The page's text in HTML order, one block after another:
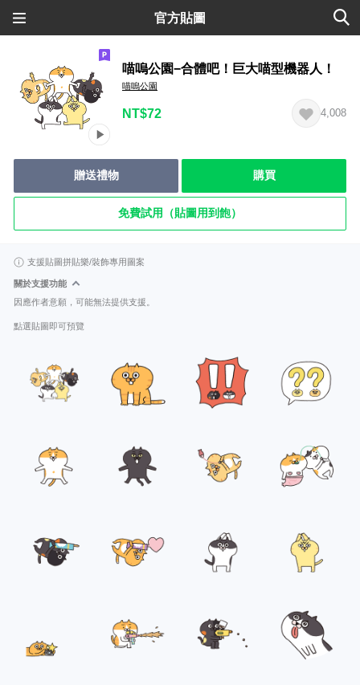
官方貼圖
喵嗚公園−合體吧！巨大喵型機器人！
喵嗚公園
NT$72 4,008
贈送禮物 購買
免費試用（貼圖用到飽）
支援貼圖拼貼樂/裝飾專用圖案
關於支援功能
因應作者意願，可能無法提供支援。
點選貼圖即可預覽